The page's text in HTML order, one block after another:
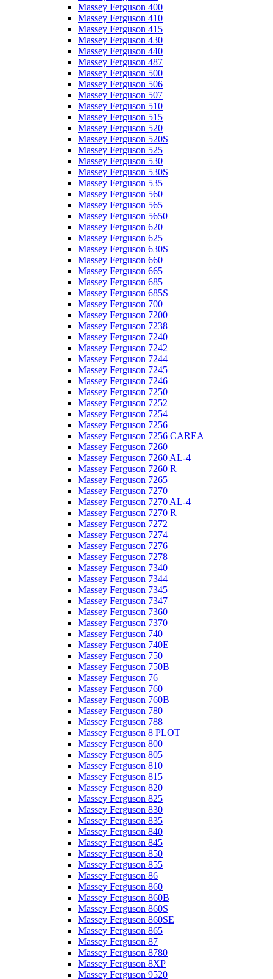
Massey Ferguson 400
Massey Ferguson 410
Massey Ferguson 415
Massey Ferguson 430
Massey Ferguson 440
Massey Ferguson 487
Massey Ferguson 500
Massey Ferguson 506
Massey Ferguson 507
Massey Ferguson 510
Massey Ferguson 515
Massey Ferguson 520
Massey Ferguson 520S
Massey Ferguson 525
Massey Ferguson 530
Massey Ferguson 530S
Massey Ferguson 535
Massey Ferguson 560
Massey Ferguson 565
Massey Ferguson 5650
Massey Ferguson 620
Massey Ferguson 625
Massey Ferguson 630S
Massey Ferguson 660
Massey Ferguson 665
Massey Ferguson 685
Massey Ferguson 685S
Massey Ferguson 700
Massey Ferguson 7200
Massey Ferguson 7238
Massey Ferguson 7240
Massey Ferguson 7242
Massey Ferguson 7244
Massey Ferguson 7245
Massey Ferguson 7246
Massey Ferguson 7250
Massey Ferguson 7252
Massey Ferguson 7254
Massey Ferguson 7256
Massey Ferguson 7256 CAREA
Massey Ferguson 7260
Massey Ferguson 7260 AL-4
Massey Ferguson 7260 R
Massey Ferguson 7265
Massey Ferguson 7270
Massey Ferguson 7270 AL-4
Massey Ferguson 7270 R
Massey Ferguson 7272
Massey Ferguson 7274
Massey Ferguson 7276
Massey Ferguson 7278
Massey Ferguson 7340
Massey Ferguson 7344
Massey Ferguson 7345
Massey Ferguson 7347
Massey Ferguson 7360
Massey Ferguson 7370
Massey Ferguson 740
Massey Ferguson 740E
Massey Ferguson 750
Massey Ferguson 750B
Massey Ferguson 76
Massey Ferguson 760
Massey Ferguson 760B
Massey Ferguson 780
Massey Ferguson 788
Massey Ferguson 8 PLOT
Massey Ferguson 800
Massey Ferguson 805
Massey Ferguson 810
Massey Ferguson 815
Massey Ferguson 820
Massey Ferguson 825
Massey Ferguson 830
Massey Ferguson 835
Massey Ferguson 840
Massey Ferguson 845
Massey Ferguson 850
Massey Ferguson 855
Massey Ferguson 86
Massey Ferguson 860
Massey Ferguson 860B
Massey Ferguson 860S
Massey Ferguson 860SE
Massey Ferguson 865
Massey Ferguson 87
Massey Ferguson 8780
Massey Ferguson 8XP
Massey Ferguson 9520